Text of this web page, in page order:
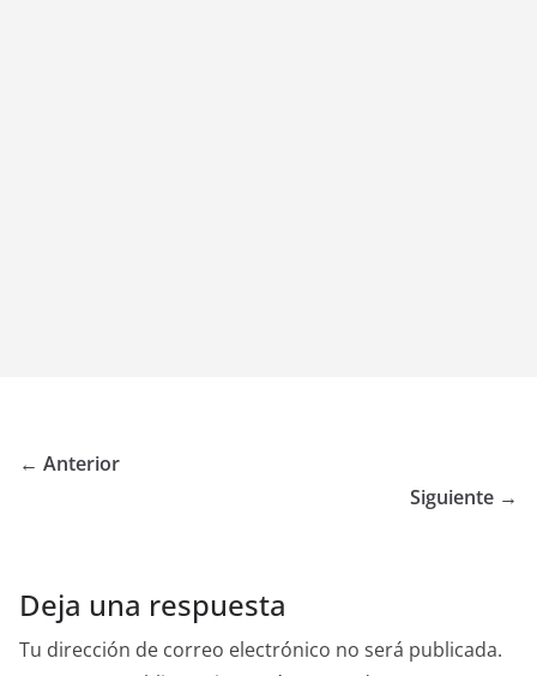
← Anterior
Siguiente →
Deja una respuesta
Tu dirección de correo electrónico no será publicada.